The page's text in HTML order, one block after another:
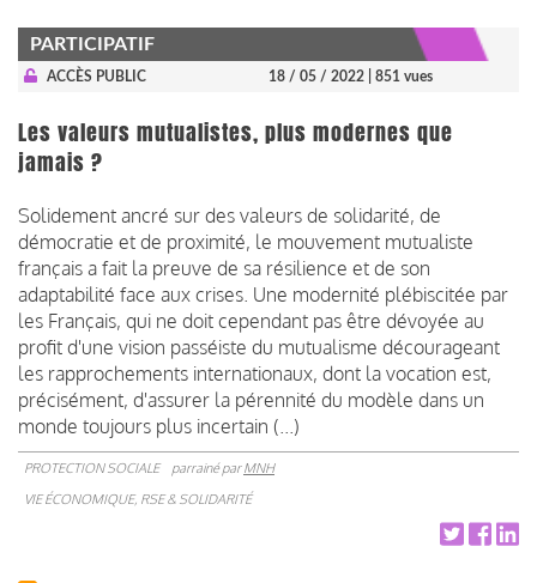
PARTICIPATIF
ACCÈS PUBLIC 18 / 05 / 2022 | 851 vues
Les valeurs mutualistes, plus modernes que
jamais ?
Solidement ancré sur des valeurs de solidarité, de
démocratie et de proximité, le mouvement mutualiste
français a fait la preuve de sa résilience et de son
adaptabilité face aux crises. Une modernité plébiscitée par
les Français, qui ne doit cependant pas être dévoyée au
profit d'une vision passéiste du mutualisme décourageant
les rapprochements internationaux, dont la vocation est,
précisément, d'assurer la pérennité du modèle dans un
monde toujours plus incertain (...)
PROTECTION SOCIALE parrainé parMNH
VIE ÉCONOMIQUE, RSE & SOLIDARITÉ